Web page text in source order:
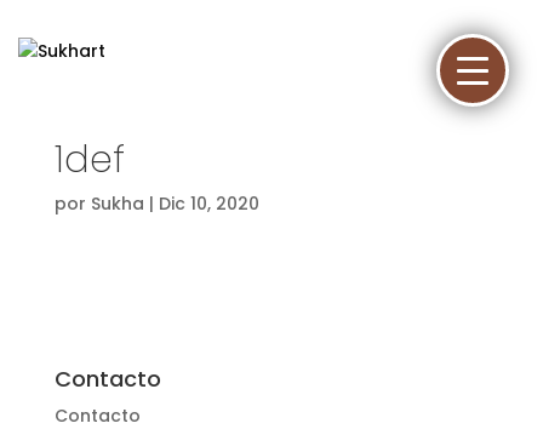
1def
por Sukha | Dic 10, 2020
Contacto
Contacto